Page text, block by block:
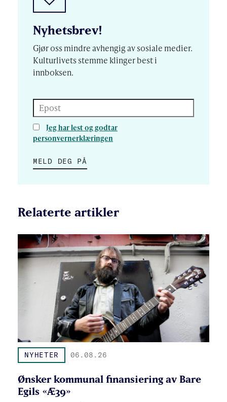
Nyhetsbrev!
Gjør oss mindre avhengig av sosiale medier.
Kulturlivets stemme klinger best i
innboksen.
Epost
Jeg har lest og godtar
personvernerklæringen
MELD DEG PÅ
Relaterte artikler
NYHETER 06.08.26
Ønsker kommunal finansiering av Bare
Egils «Æ39»